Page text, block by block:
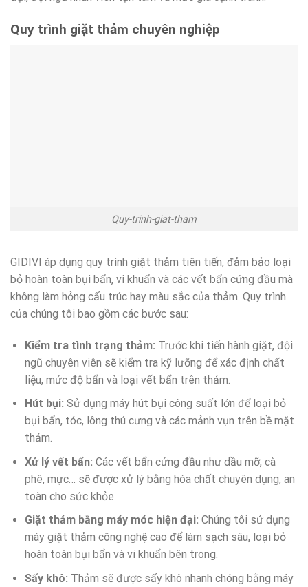
Quy trình giặt thảm chuyên nghiệp
Quy-trinh-giat-tham
GIDIVI áp dụng quy trình giặt thảm tiên tiến, đảm bảo loại
bỏ hoàn toàn bụi bẩn, vi khuẩn và các vết bẩn cứng đầu mà
không làm hỏng cấu trúc hay màu sắc của thảm. Quy trình
của chúng tôi bao gồm các bước sau:
Kiểm tra tình trạng thảm: Trước khi tiến hành giặt, đội
ngũ chuyên viên sẽ kiểm tra kỹ lưỡng để xác định chất
liệu, mức độ bẩn và loại vết bẩn trên thảm.
Hút bụi: Sử dụng máy hút bụi công suất lớn để loại bỏ
bụi bẩn, tóc, lông thú cưng và các mảnh vụn trên bề mặt
thảm.
Xử lý vết bẩn: Các vết bẩn cứng đầu như dầu mỡ, cà
phê, mực… sẽ được xử lý bằng hóa chất chuyên dụng, an
toàn cho sức khỏe.
Giặt thảm bằng máy móc hiện đại: Chúng tôi sử dụng
máy giặt thảm công nghệ cao để làm sạch sâu, loại bỏ
hoàn toàn bụi bẩn và vi khuẩn bên trong.
Sấy khô: Thảm sẽ được sấy khô nhanh chóng bằng máy